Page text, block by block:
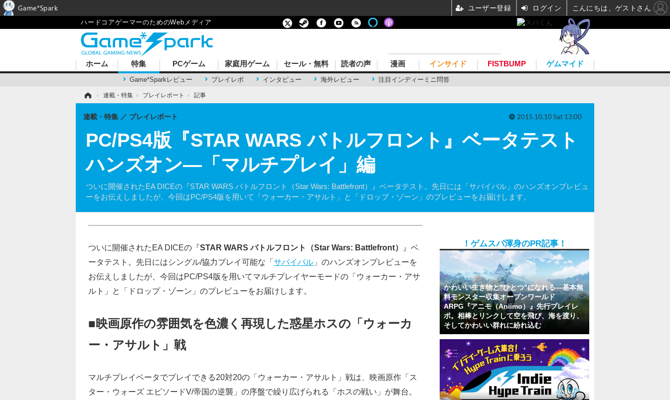
ハードコアゲーマーのためのWebメディア
ホーム 特集
Game*Sparkレビュー プレイレポ インタビュー 海外レビュー 注目インディーミニ問答
PCゲーム 家庭用ゲーム セール・無料 読者の声 漫画 インサイド FISTBUMP ゲムマイド
› 連載・特集 › プレイレポート › 記事
PC/PS4版『STAR WARS バトルフロント』ベータテスト
ハンズオン―「マルチプレイ」編
ついに開催されたEA DICEの『STAR WARS バトルフロント（Star Wars: Battlefront）』ベータテスト。先日には「サバイバル」のハンズオンプレビュ
ーをお伝えしましたが、今回はPC/PS4版を用いて「ウォーカー・アサルト」と「ドロップ・ゾーン」のプレビューをお届けします。
連載・特集 プレイレポート 2015.10.10 Sat 13:00
ついに開催されたEA DICEの『STAR WARS バトルフロント（Star Wars: Battlefront）
』ベ
ータテスト。先日にはシングル/協力プレイ可能な「サバイバル 」のハンズオンプレビューを
お伝えしましたが、今回はPC/PS4版を用いてマルチプレイヤーモードの「ウォーカー・アサ
ルト」と「ドロップ・ゾーン」のプレビューをお届けします。
■映画原作の雰囲気を色濃く再現した惑星ホスの「ウォーカ
ー・アサルト」戦
マルチプレイベータでプレイできる20対20の「ウォーカー・アサルト」戦は、映画原作「ス
ター・ウォーズ エピソードV/帝国の逆襲」の序盤で繰り広げられる「ホスの戦い」が舞台。
！ゲムスパ渾身のPR記事！
かわいい生き物と"ひとつ"になれる―基本無
料モンスター収集オープンワールド
ARPG『アニモ（Aniimo）』先行プレイレ
ポ。相棒とリンクして空を飛び、海を渡り、
そしてかわいい群れに紛れ込む
Game*Spark ユーザー登録 ログイン こんにちは、ゲストさん